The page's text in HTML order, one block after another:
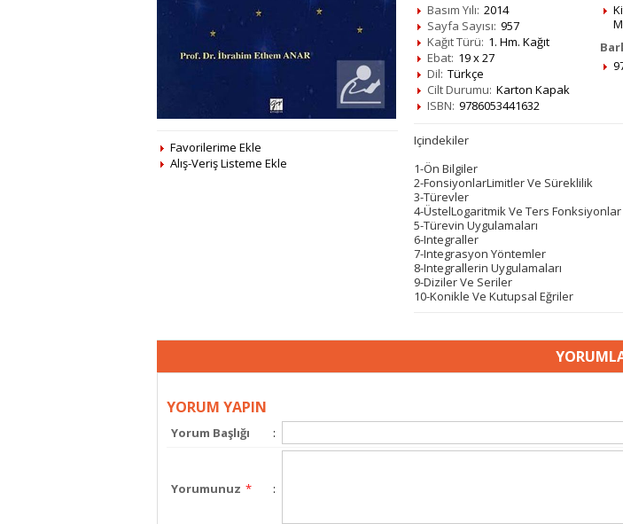
Favorilerime Ekle
Alış-Veriş Listeme Ekle
Basım Yılı: 2014
Sayfa Sayısı: 957
Kağıt Türü: 1. Hm. Kağıt
Ebat: 19 x 27
Dil: Türkçe
Cilt Durumu: Karton Kapak
ISBN: 9786053441632
Içindekiler
1-Ön Bilgiler
2-FonsiyonlarLimitler Ve Süreklilik
3-Türevler
4-ÜstelLogaritmik Ve Ters Fonksiyonlar
5-Türevin Uygulamaları
6-Integraller
7-Integrasyon Yöntemler
8-Integrallerin Uygulamaları
9-Diziler Ve Seriler
10-Konikle Ve Kutupsal Eğriler
YORUM YAPIN
Yorum Başlığı :
Yorumunuz * :